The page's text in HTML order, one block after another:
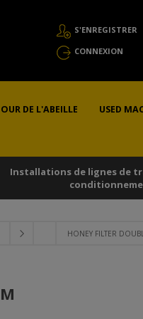
S'ENREGISTRER
CONNEXION
DE L'ABEILLE USED
Installations de lignes de
HONEY FILTER